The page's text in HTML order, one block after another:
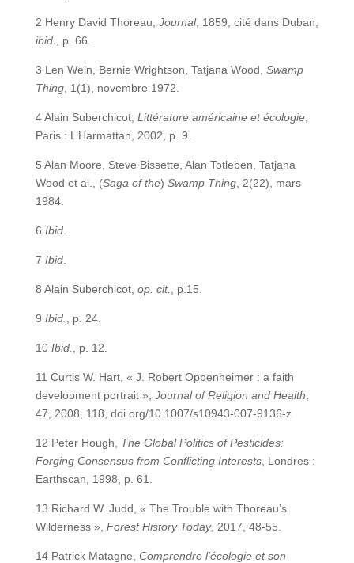
2 Henry David Thoreau, Journal, 1859, cité dans Duban,
ibid.
, p. 66.
3 Len Wein, Bernie Wrightson, Tatjana Wood, Swamp
Thing, 1(1), novembre 1972.
4 Alain Suberchicot, Littérature américaine et écologie,
Paris : L’Harmattan, 2002, p. 9.
5 Alan Moore, Steve Bissette, Alan Totleben, Tatjana
Wood et al., (Saga of the) Swamp Thing, 2(22), mars
1984.
6 Ibid.
7 Ibid.
8 Alain Suberchicot, op. cit. , p.15.
9 Ibid. , p. 24.
10 Ibid. , p. 12.
11 Curtis W. Hart, « J. Robert Oppenheimer : a faith
development portrait », Journal of Religion and Health
47, 2008, 118, doi.org/10.1007/s10943-007-9136-z
12 Peter Hough, The Global Politics of Pesticides:
Forging Consensus from Conflicting Interests, Londres :
Earthscan, 1998, p. 61.
13 Richard W. Judd, « The Trouble with Thoreau’s
Wilderness », Forest History Today, 2017, 48-55.
14 Patrick Matagne, Comprendre l’écologie et son